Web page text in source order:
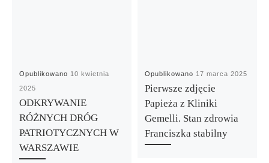
Opublikowano 10 kwietnia
2025
ODKRYWANIE
RÓŻNYCH DRÓG
PATRIOTYCZNYCH W
WARSZAWIE
Opublikowano 17 marca 2025
Pierwsze zdjęcie
Papieża z Kliniki
Gemelli. Stan zdrowia
Franciszka stabilny